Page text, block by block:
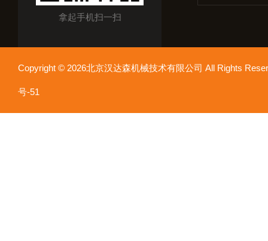
拿起手机扫一扫
Copyright © 2026北京汉达森机械技术有限公司 All Rights
号-51